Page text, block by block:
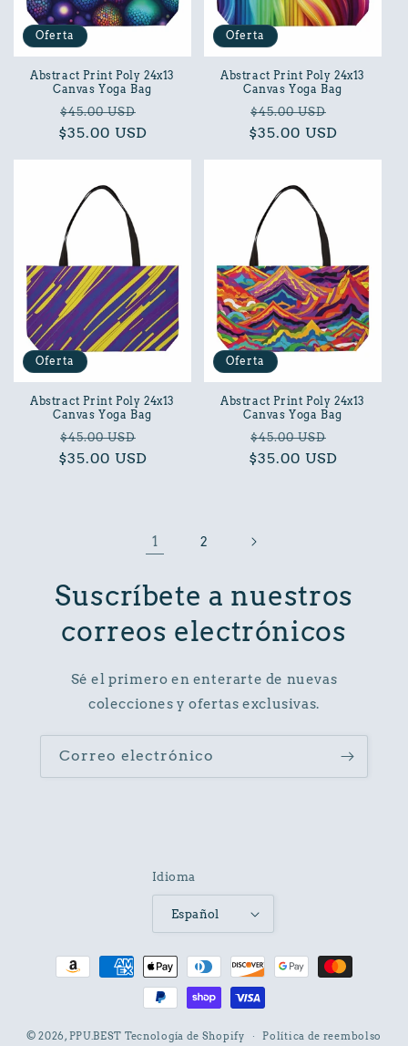
Oferta
Abstract Print Poly 24x13
Canvas Yoga Bag
Precio
habitual
$45.00 USD
de
$35.00 USD
Oferta
Abstract Print Poly 24x13
Canvas Yoga Bag
Precio
habitual
$45.00 USD
de
$35.00 USD
Oferta
Abstract Print Poly 24x13
Canvas Yoga Bag
Precio
habitual
$45.00 USD
de
$35.00 USD
Oferta
Abstract Print Poly 24x13
Canvas Yoga Bag
Precio
habitual
$45.00 USD
de
$35.00 USD
1 2
Suscríbete a nuestros
correos electrónicos
Sé el primero en enterarte de nuevas
colecciones y ofertas exclusivas.
Correo electrónico
Idioma
Español
Formas
© 2026, PPU.BEST Tecnología de Shopify Política de reembolso